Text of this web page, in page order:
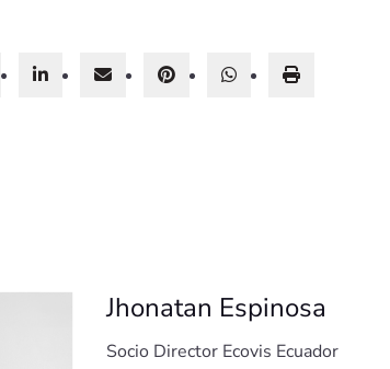
Jhonatan Espinosa
Socio Director Ecovis Ecuador